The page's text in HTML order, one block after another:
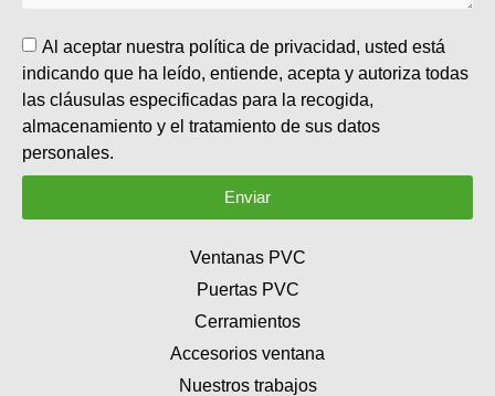
Al aceptar nuestra política de privacidad, usted está
indicando que ha leído, entiende, acepta y autoriza todas
las cláusulas especificadas para la recogida,
almacenamiento y el tratamiento de sus datos
personales.
Enviar
Ventanas PVC
Puertas PVC
Cerramientos
Accesorios ventana
Nuestros trabajos